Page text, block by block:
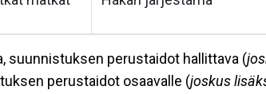
suunnistuksen perustaidot hallittava (
perustaidot osaavalle (joskus